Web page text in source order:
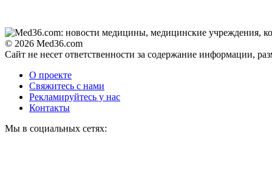
© 2026 Med36.com
Сайт не несет ответственности за содержание информации,
О проекте
Свяжитесь с нами
Рекламируйтесь у нас
Контакты
Мы в социальных сетях: